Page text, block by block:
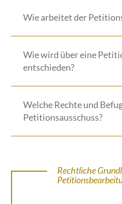
Wie arbeitet der
Wie wird über eine
entschieden?
Welche Rechte und
Petitionsausschuss?
Rechtliche